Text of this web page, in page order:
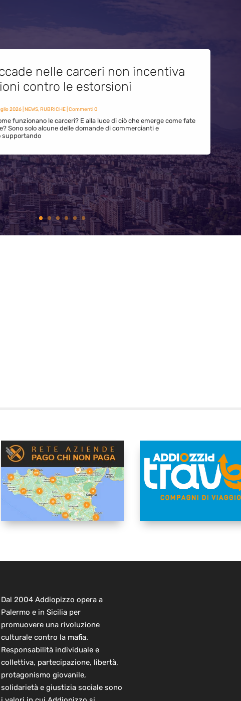
nelle carceri non incentiva
contro le estorsioni
2026| NEWS,RUBRICHE| Commenti 0
funzionano le carceri? E alla luce di ciò che emerge come fate
Sono solo alcune delle domande di commercianti e
supportando
Dal 2004 Addiopizzo opera a
Palermo e in Sicilia per
promuovere una rivoluzione
culturale contro la mafia.
Responsabilità individuale e
collettiva, partecipazione, libertà,
protagonismo giovanile,
solidarietà e giustizia sociale sono